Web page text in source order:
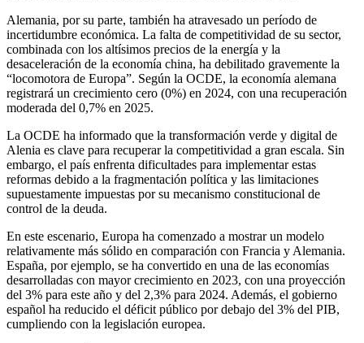
Alemania, por su parte, también ha atravesado un período de
incertidumbre económica. La falta de competitividad de su sector,
combinada con los altísimos precios de la energía y la
desaceleración de la economía china, ha debilitado gravemente la
“locomotora de Europa”. Según la OCDE, la economía alemana
registrará un crecimiento cero (0%) en 2024, con una recuperación
moderada del 0,7% en 2025.
La OCDE ha informado que la transformación verde y digital de
Alenia es clave para recuperar la competitividad a gran escala. Sin
embargo, el país enfrenta dificultades para implementar estas
reformas debido a la fragmentación política y las limitaciones
supuestamente impuestas por su mecanismo constitucional de
control de la deuda.
En este escenario, Europa ha comenzado a mostrar un modelo
relativamente más sólido en comparación con Francia y Alemania.
España, por ejemplo, se ha convertido en una de las economías
desarrolladas con mayor crecimiento en 2023, con una proyección
del 3% para este año y del 2,3% para 2024. Además, el gobierno
español ha reducido el déficit público por debajo del 3% del PIB,
cumpliendo con la legislación europea.